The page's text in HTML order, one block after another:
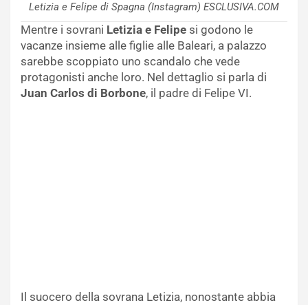
Letizia e Felipe di Spagna (Instagram) ESCLUSIVA.COM
Mentre i sovrani Letizia e Felipe si godono le
vacanze insieme alle figlie alle Baleari, a palazzo
sarebbe scoppiato uno scandalo che vede
protagonisti anche loro. Nel dettaglio si parla di
Juan Carlos di Borbone, il padre di Felipe VI.
Il suocero della sovrana Letizia, nonostante abbia